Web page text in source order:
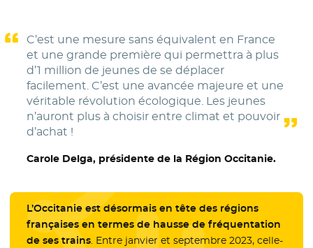
C’est une mesure sans équivalent en France
et une grande première qui permettra à plus
d’1 million de jeunes de se déplacer
facilement. C’est une avancée majeure et une
véritable révolution écologique. Les jeunes
n’auront plus à choisir entre climat et pouvoir
d’achat !
Carole Delga, présidente de la Région Occitanie.
L’Occitanie est désormais en tête des régions
françaises en termes de hausse de fréquentation
de ses trains. Entre janvier et septembre 2023, celle-